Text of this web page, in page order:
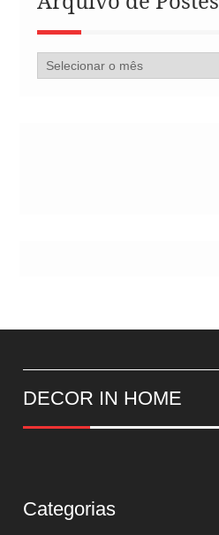
Arquivo
de
DECOR IN HOME
Categorias